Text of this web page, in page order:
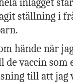
ställning i
hände när
de vaccin som
till att jag